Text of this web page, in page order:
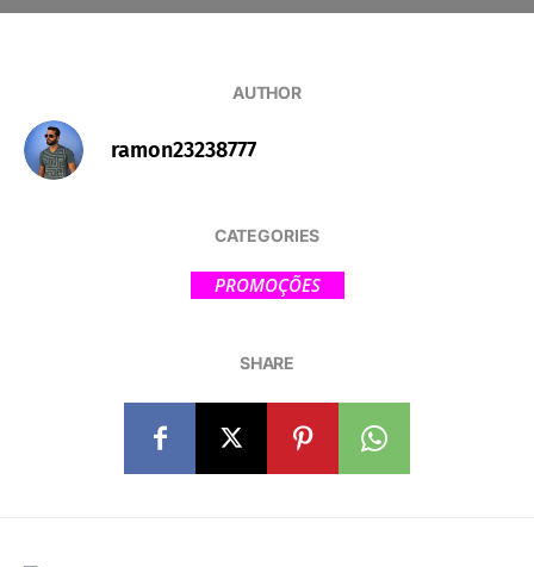
AUTHOR
ramon23238777
CATEGORIES
PROMOÇÕES
SHARE